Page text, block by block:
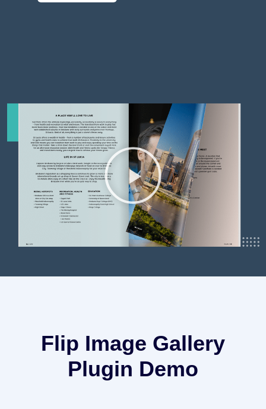
Flip Image Gallery
Plugin Demo